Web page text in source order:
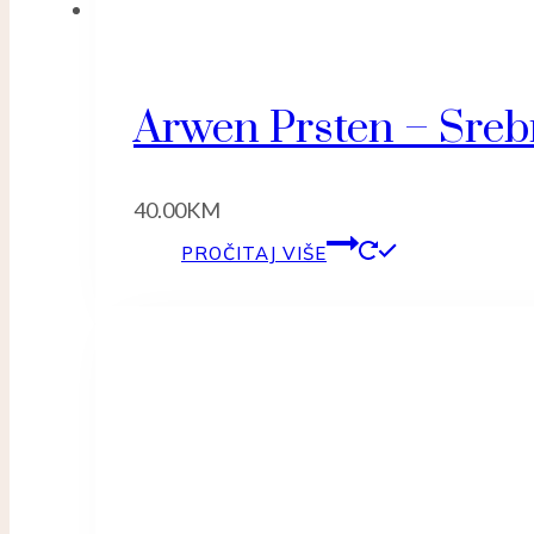
Arwen Prsten –
40.00KM
PROČITAJ VIŠE